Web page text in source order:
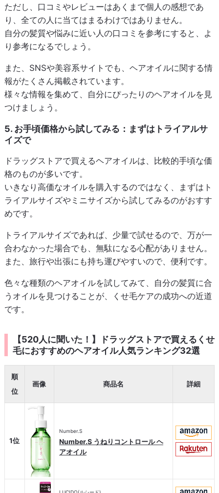
ただし、口コミやレビューはあくまで個人の感想であ
り、全ての人に当てはまるわけではありません。
自分の髪質や悩みに近い人の口コミを参考にすると、よ
り参考になるでしょう。
また、SNSや美容系サイトでも、ヘアオイルに関する情
報がたくさん掲載されています。
様々な情報を集めて、自分にぴったりのヘアオイルを見
つけましょう。
5. お手頃価格から試してみる：まずはトライアルサ
イズで
ドラッグストアで買えるヘアオイルは、比較的手頃な価
格のものが多いです。
いきなり高価なオイルを購入するのではなく、まずはト
ライアルサイズやミニサイズから試してみるのがおすす
めです。
トライアルサイズであれば、少量で試せるので、万が一
合わなかった場合でも、無駄になる心配がありません。
また、旅行や出張にも持ち運びやすいので、便利です。
色々な種類のヘアオイルを試してみて、自分の髪質に合
うオイルを見つけることが、くせ毛ケアの成功への近道
です。
【520人に聞いた！】ドラッグストアで買えるくせ
毛におすすめのヘアオイル人気ランキング32選
順
位
画像 商品名 詳細
1位
Number.S
Number.S うねりコントロール ヘ
アオイル